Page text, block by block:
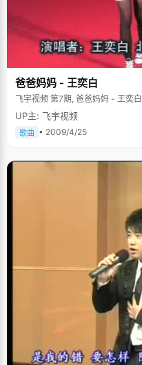
爸爸妈妈 - 王奕白
飞宇视频 第7期, 爸爸妈妈 - 王奕白
UP主: 飞宇视频
歌曲 • 2009/4/25